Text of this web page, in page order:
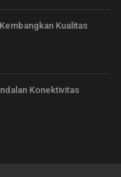
Kualitas
Konektivitas